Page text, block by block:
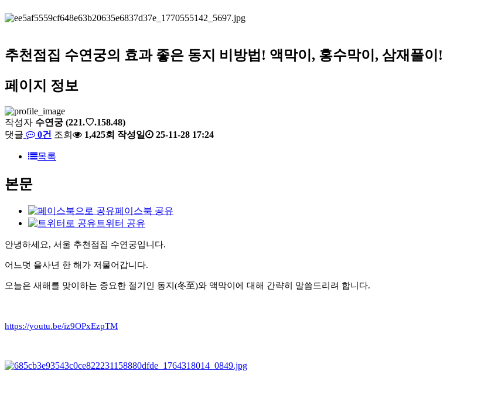
추천점집 수연궁의 효과 좋은 동지 비방법! 액막이, 홍수막이, 삼재풀이!
페이지 정보
작성자 수연궁 (221.♡.158.48)
댓글
0건 조회 1,425회 작성일 25-11-28 17:24
목록
본문
페이스북 공유
트위터 공유
안녕하세요, 서울 추천점집 수연궁입니다.
어느덧 을사년 한 해가 저물어갑니다.
오늘은 새해를 맞이하는 중요한 절기인 동지(冬至)와 액막이에 대해 간략히 말씀드리려 합니다.
https://youtu.be/iz9OPxEzpTM